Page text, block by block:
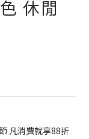
休閒
凡消費就享88折